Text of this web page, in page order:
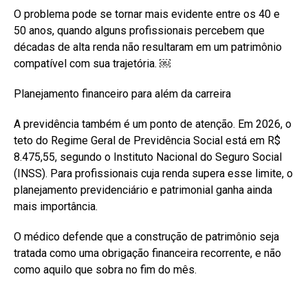
O problema pode se tornar mais evidente entre os 40 e
50 anos, quando alguns profissionais percebem que
décadas de alta renda não resultaram em um patrimônio
compatível com sua trajetória. ￼
Planejamento financeiro para além da carreira
A previdência também é um ponto de atenção. Em 2026, o
teto do Regime Geral de Previdência Social está em R$
8.475,55, segundo o Instituto Nacional do Seguro Social
(INSS). Para profissionais cuja renda supera esse limite, o
planejamento previdenciário e patrimonial ganha ainda
mais importância.
O médico defende que a construção de patrimônio seja
tratada como uma obrigação financeira recorrente, e não
como aquilo que sobra no fim do mês.